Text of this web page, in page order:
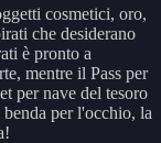
cosmetici, oro,
che desiderano
è pronto a
mentre il Pass per
per nave del tesoro
per l'occhio, la